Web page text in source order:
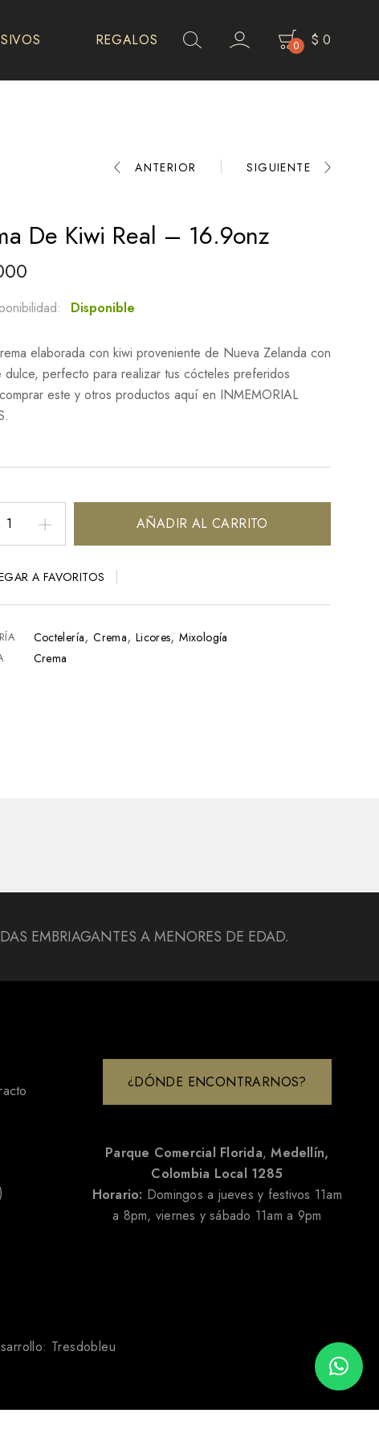
REGALOS 0 $ 0
Product
navigation
ANTERIOR SIGUIENTE
De Kiwi Real – 16.9onz
Disponible
elaborada con kiwi proveniente de Nueva Zelanda con
dulce, perfecto para realizar tus cócteles preferidos
este y otros productos aquí en INMEMORIAL
AÑADIR AL CARRITO
A FAVORITOS
Coctelería,Crema, Licores,Mixología
Crema
EMBRIAGANTES A MENORES DE EDAD.
¿DÓNDE ENCONTRARNOS?
Parque Comercial Florida,Medellín,
Colombia Local 1285
Horario: Domingos a jueves y festivos 11am
a 8pm, viernes y sábado 11am a 9pm
Tresdobleu